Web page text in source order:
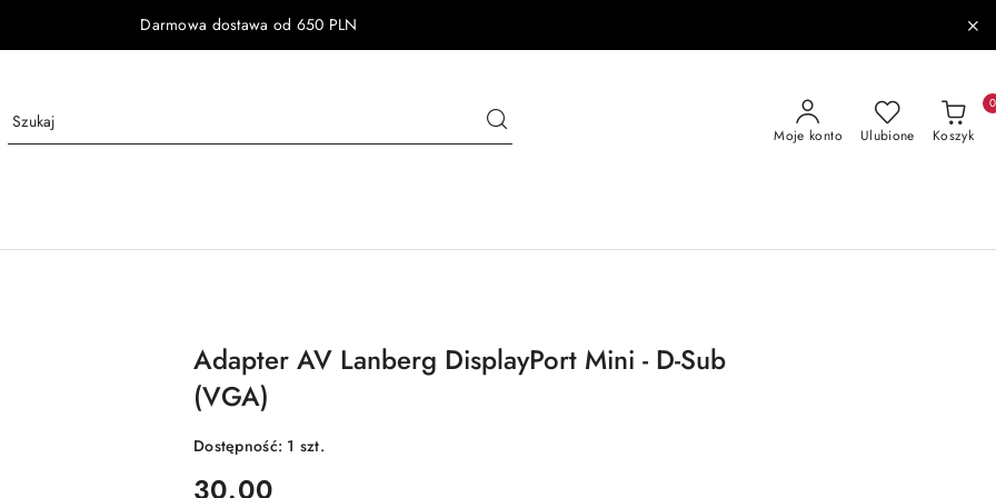
Darmowa dostawa od 650 PLN
Moje konto Ulubione Koszyk
0
Adapter AV Lanberg DisplayPort Mini - D-Sub
(VGA)
Dostępność: 1 szt.
cena:
30.00